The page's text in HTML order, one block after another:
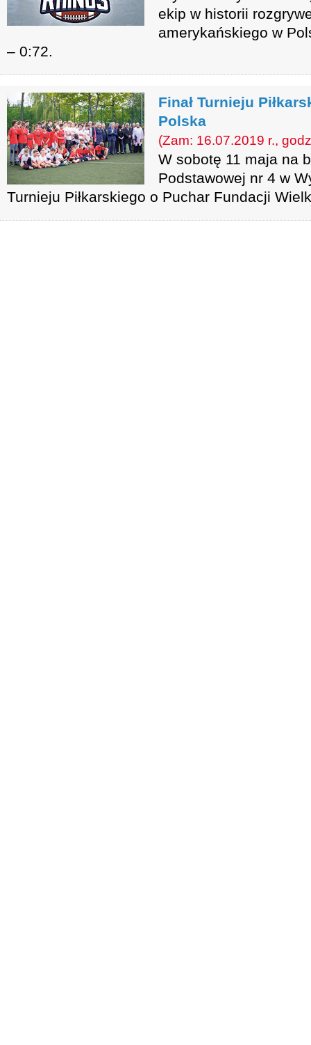
ekip w historii
amerykańskiego w
– 0:72.
Finał Turnieju
Polska
(Zam: 16.07.2019 r.,
W sobotę 11 maja na
Podstawowej nr 4 w
Turnieju Piłkarskiego o Puchar Fundacji